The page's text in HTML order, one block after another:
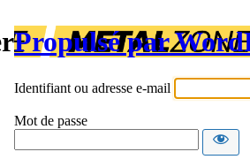
Propulsé par
Identifiant ou adresse e-mail
Mot de passe